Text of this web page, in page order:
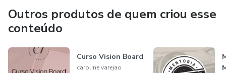
Outros produtos de quem criou esse
conteúdo
Curso Vision Board
caroline varejao